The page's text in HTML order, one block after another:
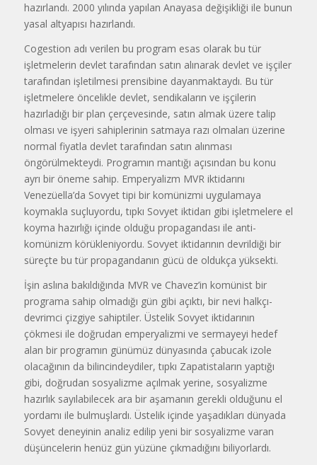
hazır­landı. 2000 yılında yapılan Anayasa değişikliği ile bunun
yasal altyapısı hazırlandı.
Cogestion adı verilen bu program esas olarak bu tür
işletmelerin devlet tarafından satın alınarak devlet ve iş­çiler
tarafından işletilmesi prensibine dayanmaktaydı. Bu tür
işletmelere öncelikle devlet, sendikaların ve işçi­lerin
hazırladığı bir plan çerçevesin­de, satın almak üzere talip
olması ve işyeri sahiplerinin satmaya razı olma­ları üzerine
normal fiyatla devlet tara­fından satın alınması
öngörülmektey­di. Programın mantığı açısından bu konu
ayrı bir öneme sahip. Emperya­lizm MVR iktidarını
Venezüella’da Sovyet tipi bir komünizmi uygulama­ya
koymakla suçluyordu, tıpkı Sovyet iktidarı gibi işletmelere el
koyma ha­zırlığı içinde olduğu propagandası ile anti-
komünizm körükleniyordu. Sov­yet iktidarının devrildiği bir
süreçte bu tür propagandanın gücü de olduk­ça yüksekti.
İşin aslına bakıldığında MVR ve Chavez’in komünist bir
programa sa­hip olmadığı gün gibi açıktı, bir nevi halkçı-
devrimci çizgiye sahiptiler. Üstelik Sovyet iktidarının
çökmesi ile doğrudan emperyalizmi ve sermayeyi hedef
alan bir programın günümüz dünyasında çabucak izole
olacağının da bilincindeydiler, tıpkı Zapatistaların yaptığı
gibi, doğrudan sosyalizme açılmak yerine, sosyalizme
hazırlık sayılabilecek ara bir aşamanın gerekli olduğunu el
yordamı ile bulmuşlardı. Üstelik içinde yaşadıkları dünyada
Sovyet deneyinin analiz edilip yeni bir sosyalizme varan
düşüncelerin he­nüz gün yüzüne çıkmadığını biliyor­lardı.